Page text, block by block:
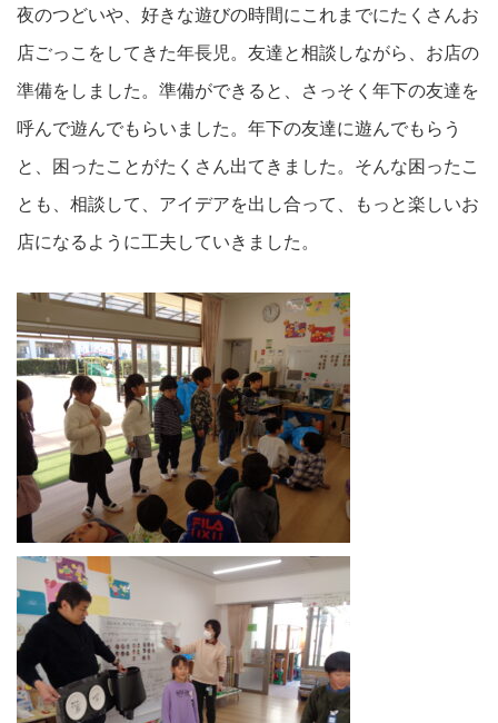
夜のつどいや、好きな遊びの時間にこれまでにたくさんお
店ごっこをしてきた年長児。友達と相談しながら、お店の
準備をしました。準備ができると、さっそく年下の友達を
呼んで遊んでもらいました。年下の友達に遊んでもらう
と、困ったことがたくさん出てきました。そんな困ったこ
とも、相談して、アイデアを出し合って、もっと楽しいお
店になるように工夫していきました。